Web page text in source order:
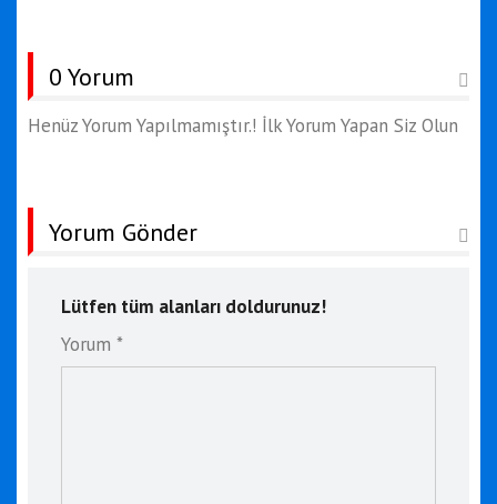
0 Yorum
Henüz Yorum Yapılmamıştır.! İlk Yorum Yapan Siz Olun
Yorum Gönder
Lütfen tüm alanları doldurunuz!
Yorum *